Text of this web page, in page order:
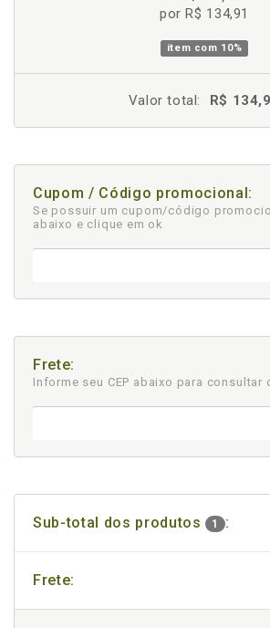
por R$ 134,91
item com 10%
Valor total: R$
Cupom / Código promocional:
Se possuir um cupom/código
abaixo e clique em ok
Frete:
Informe seu CEP abaixo para consultar
Sub-total dos produtos 1 :
Frete: